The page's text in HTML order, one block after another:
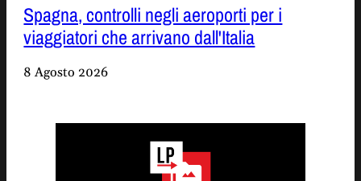
Spagna, controlli negli aeroporti per i
viaggiatori che arrivano dall'Italia
8 Agosto 2026